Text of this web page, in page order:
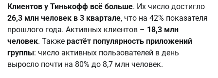
Клиентов у Тинькофф всё больше. Их число достигло
26,3 млн человек в 3 квартале, что на 42% показателя
прошлого года. Активных клиентов – 18,3 млн
человек. Также растёт популярность приложений
группы: число активных пользователей в день
выросло почти на 80% до 8,7 млн человек.